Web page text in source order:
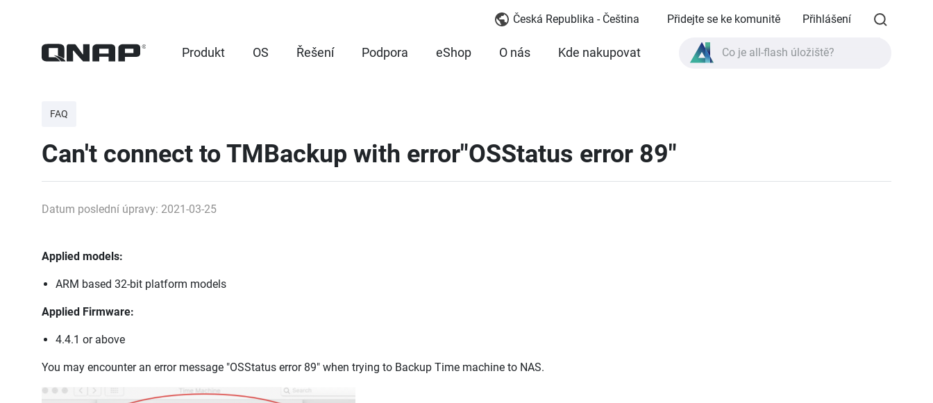
Česká Republika - Čeština Přidejte se ke komunitě Přihlášení
Produkt OS Řešení Podpora eShop O nás Kde nakupovat Co je all-flash úložiště?
FAQ
Can't connect to TMBackup with error"OSStatus error 89"
Datum poslední úpravy: 2021-03-25
Applied models:
ARM based 32-bit platform models
Applied Firmware:
4.4.1 or above
You may encounter an error message "OSStatus error 89" when trying to Backup Time machine to NAS.